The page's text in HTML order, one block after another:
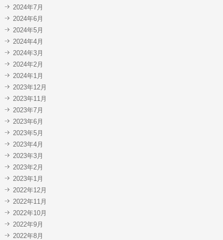
2024年7月
2024年6月
2024年5月
2024年4月
2024年3月
2024年2月
2024年1月
2023年12月
2023年11月
2023年7月
2023年6月
2023年5月
2023年4月
2023年3月
2023年2月
2023年1月
2022年12月
2022年11月
2022年10月
2022年9月
2022年8月